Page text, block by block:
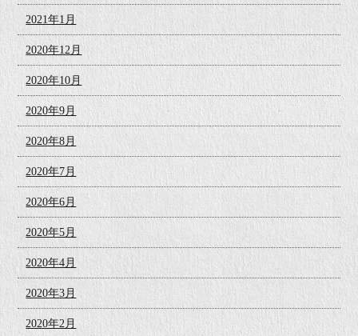
2021年1月
2020年12月
2020年10月
2020年9月
2020年8月
2020年7月
2020年6月
2020年5月
2020年4月
2020年3月
2020年2月